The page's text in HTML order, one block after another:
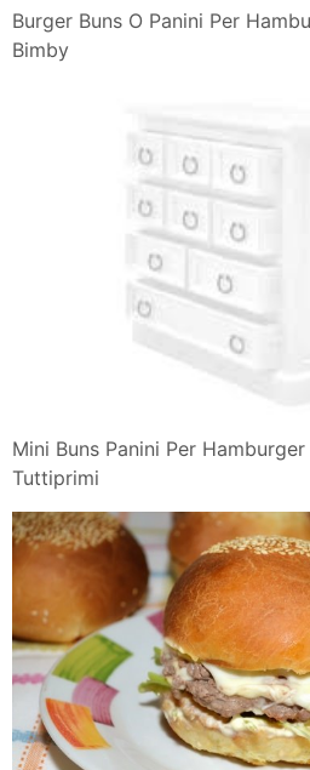
Burger Buns O Panini Per
Bimby
Mini Buns Panini Per
Tuttiprimi